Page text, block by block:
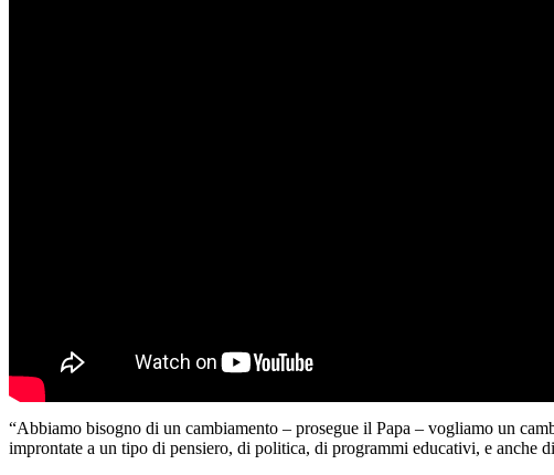
“Abbiamo bisogno di un cambiamento – prosegue il Papa – vogliamo un
improntate a un tipo di pensiero, di politica, di programmi educativi, e anche